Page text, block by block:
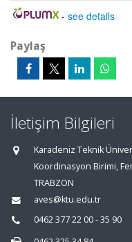
- see details
Paylaş
İletişim Bilgileri
Karadeniz Teknik
Koordinasyon Birimi,
TRABZON
aves@ktu.edu.tr
0462 377 22 00 - 35 90